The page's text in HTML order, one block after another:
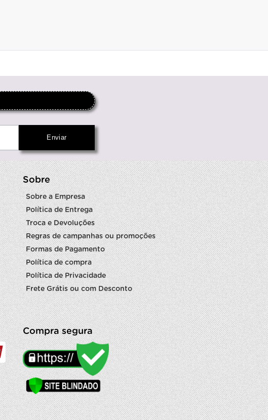
Sobre
Sobre a Empresa
Política de Entrega
Troca e Devoluções
Regras de campanhas ou promoções
Formas de Pagamento
Política de compra
Política de Privacidade
Frete Grátis ou com Desconto
Compra segura